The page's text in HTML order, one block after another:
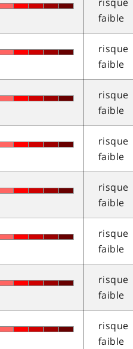
faible
risque
faible
risque
faible
risque
faible
risque
faible
risque
faible
risque
faible
risque
faible